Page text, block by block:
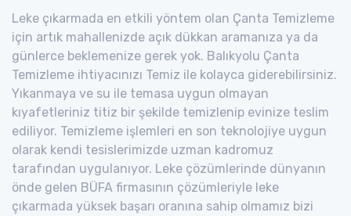
Leke çıkarmada en etkili yöntem olan Çanta Temizleme
için artık mahallenizde açık dükkan aramanıza ya da
günlerce beklemenize gerek yok. Balıkyolu Çanta
Temizleme ihtiyacınızı Temiz ile kolayca giderebilirsiniz.
Yıkanmaya ve su ile temasa uygun olmayan
kıyafetleriniz titiz bir şekilde temizlenip evinize teslim
ediliyor. Temizleme işlemleri en son teknolojiye uygun
olarak kendi tesislerimizde uzman kadromuz
tarafından uygulanıyor. Leke çözümlerinde dünyanın
önde gelen BÜFA firmasının çözümleriyle leke
çıkarmada yüksek başarı oranına sahip olmamız bizi